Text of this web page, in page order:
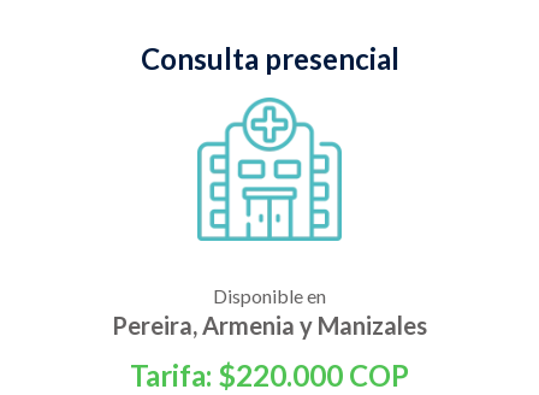
Consulta presencial
Disponible en
Pereira, Armenia y Manizales
Tarifa: $220.000 COP